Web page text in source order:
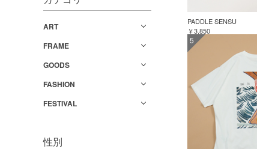
ART
FRAME
GOODS
FASHION
FESTIVAL
性別
PADDLE SENSU
￥3,850
5